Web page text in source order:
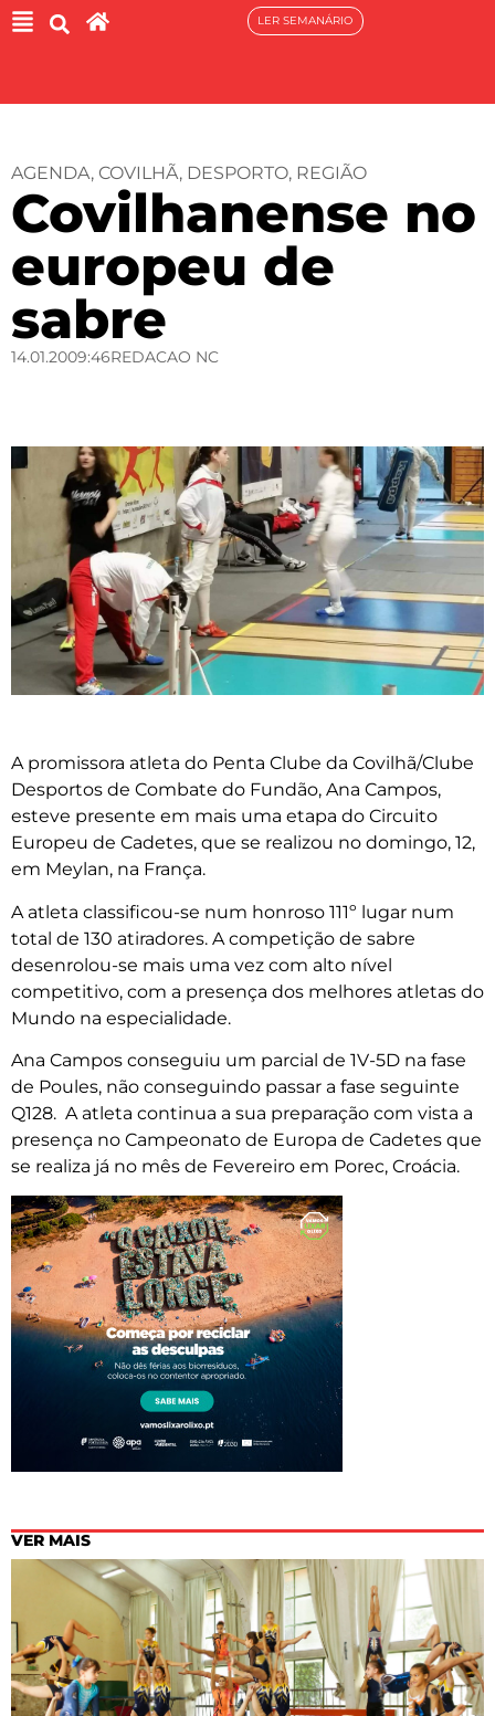
LER SEMANÁRIO
AGENDA, COVILHÃ, DESPORTO, REGIÃO
Covilhanense no
europeu de
sabre
14.01.2009:46REDACAO NC
A promissora atleta do Penta Clube da Covilhã/Clube
Desportos de Combate do Fundão, Ana Campos,
esteve presente em mais uma etapa do Circuito
Europeu de Cadetes, que se realizou no domingo, 12,
em Meylan, na França.
A atleta classificou-se num honroso 111º lugar num
total de 130 atiradores. A competição de sabre
desenrolou-se mais uma vez com alto nível
competitivo, com a presença dos melhores atletas do
Mundo na especialidade.
Ana Campos conseguiu um parcial de 1V-5D na fase
de Poules, não conseguindo passar a fase seguinte
Q128. A atleta continua a sua preparação com vista a
presença no Campeonato de Europa de Cadetes que
se realiza já no mês de Fevereiro em Porec, Croácia.
VER MAIS